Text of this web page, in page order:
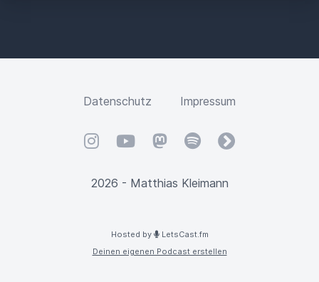
Datenschutz Impressum
InstagramYouTubeMastodonSpotifyfyyd
2026 - Matthias Kleimann
Hosted by
LetsCast.fm
Deinen eigenen Podcast erstellen